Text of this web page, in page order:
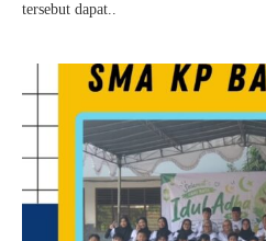
tersebut dapat..